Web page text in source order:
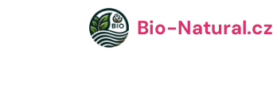
Bio-Natural.cz